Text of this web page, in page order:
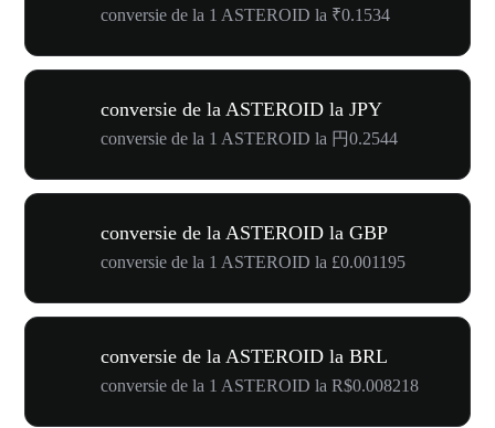
conversie de la 1 ASTEROID la ₹0.1534
conversie de la ASTEROID la JPY
conversie de la 1 ASTEROID la 円0.2544
conversie de la ASTEROID la GBP
conversie de la 1 ASTEROID la £0.001195
conversie de la ASTEROID la BRL
conversie de la 1 ASTEROID la R$0.008218